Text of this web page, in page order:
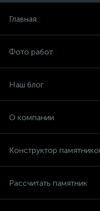
Главная
Фото работ
Наш блог
О компании
Конструктор
Рассчитать памятник